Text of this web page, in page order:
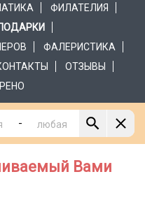
ФИЛАТЕЛИЯ
ФАЛЕРИСТИКА
ОТЗЫВЫ
-
Вами